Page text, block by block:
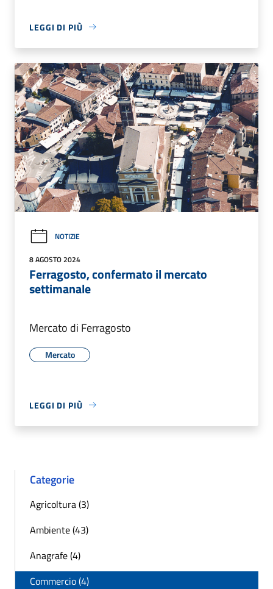
LEGGI DI PIÙ
NOTIZIE
8 AGOSTO 2024
Ferragosto, confermato il mercato
settimanale
Mercato di Ferragosto
Mercato
LEGGI DI PIÙ
Categorie
Agricoltura (3)
Ambiente (43)
Anagrafe (4)
Commercio (4)